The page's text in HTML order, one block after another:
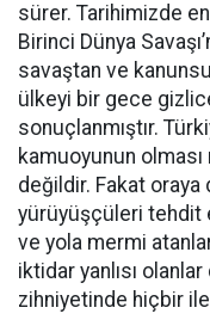
sürer. Tarihimizde
Birinci Dünya
savaştan ve
ülkeyi bir gece
sonuçlanmıştır.
kamuoyunun
değildir. Fakat
yürüyüşçüleri tehdit
ve yola mermi
iktidar yanlısı
zihniyetinde hiçbir